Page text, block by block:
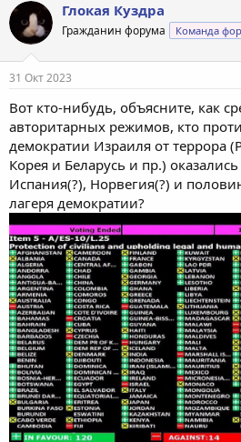
Глокая Куздра
Гражданин форума Команда
31 Окт 2023
Вот кто-нибудь, объясните, как
авторитарных режимов, кто
демократии Израиля от террора
Корея и Беларусь и пр.)
Испания(?), Норвегия(?) и
лагеря демократии?